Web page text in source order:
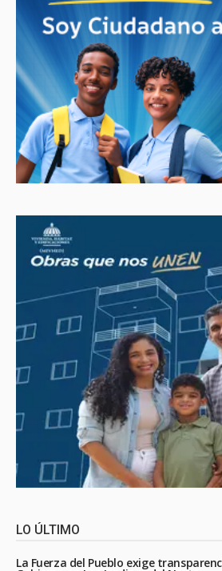
LO ÚLTIMO
La Fuerza del Pueblo exige